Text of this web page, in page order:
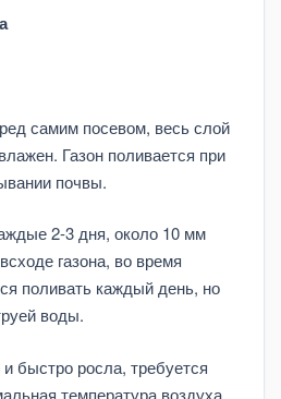
самим посевом, весь слой
Газон поливается при
почвы.
2-3 дня, около 10 мм
газона, во время
поливать каждый день, но
воды.
быстро росла, требуется
температура воздуха